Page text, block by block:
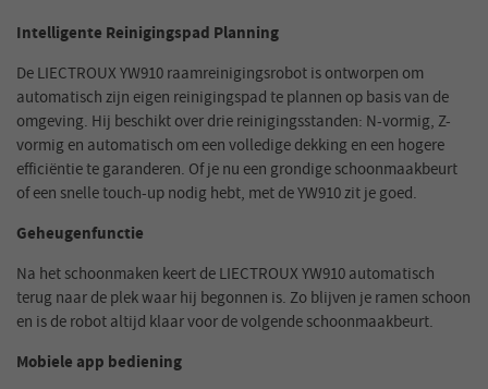
Intelligente Reinigingspad Planning
De LIECTROUX YW910 raamreinigingsrobot is ontworpen om
automatisch zijn eigen reinigingspad te plannen op basis van de
omgeving. Hij beschikt over drie reinigingsstanden: N-vormig, Z-
vormig en automatisch om een volledige dekking en een hogere
efficiëntie te garanderen. Of je nu een grondige schoonmaakbeurt
of een snelle touch-up nodig hebt, met de YW910 zit je goed.
Geheugenfunctie
Na het schoonmaken keert de LIECTROUX YW910 automatisch
terug naar de plek waar hij begonnen is. Zo blijven je ramen schoon
en is de robot altijd klaar voor de volgende schoonmaakbeurt.
Mobiele app bediening